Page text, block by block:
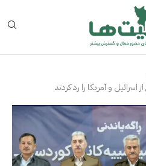
اسرائیل و آمریکا را رد کردند